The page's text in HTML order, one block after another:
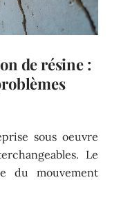
de résine :
sous oeuvre
Le
du mouvement